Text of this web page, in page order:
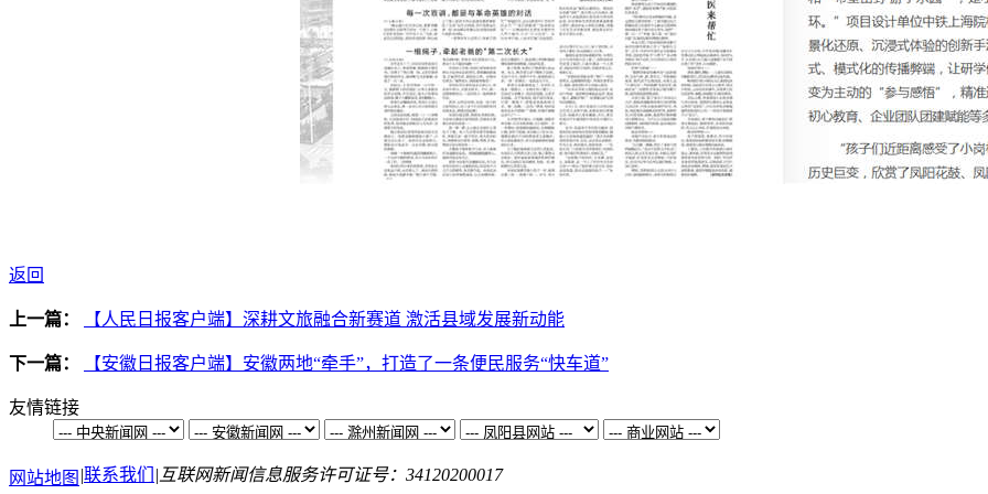
返回
上一篇： 【人民日报客户端】深耕文旅融合新赛道 激活县域发展新动能
下一篇： 【安徽日报客户端】安徽两地“牵手”，打造了一条便民服务“快车道”
友情链接
网站地图 |联系我们 | 互联网新闻信息服务许可证号：34120200017